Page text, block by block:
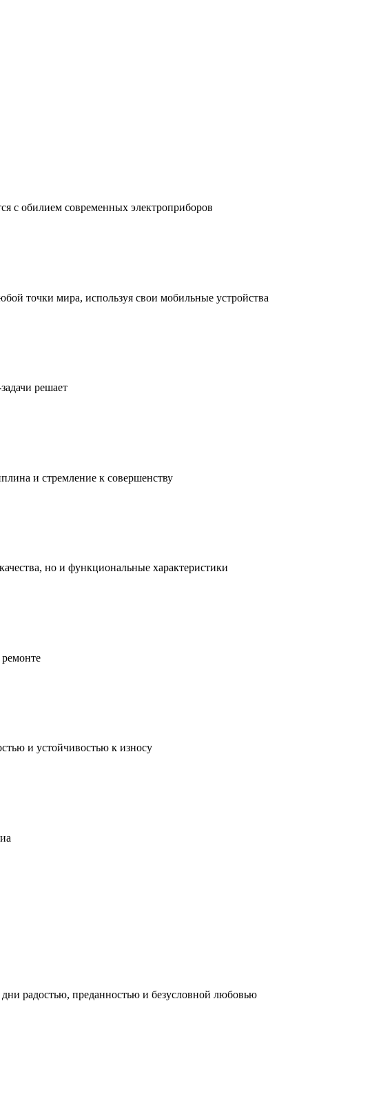
с обилием современных электроприборов
точки мира, используя свои мобильные устройства
решает
и стремление к совершенству
но и функциональные характеристики
и устойчивостью к износу
радостью, преданностью и безусловной любовью